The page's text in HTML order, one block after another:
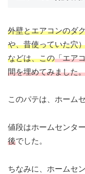
外壁とエアコンのダ
や、昔使っていた穴
などは、この「エア
間を埋めてみました
このパテは、ホーム
値段はホームセンタ
後でした。
ちなみに、ホームセ